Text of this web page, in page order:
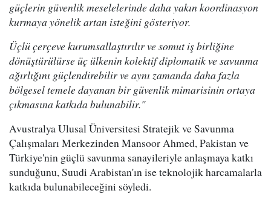
güçlerin güvenlik meselelerinde daha yakın koordinasyon
kurmaya yönelik artan isteğini gösteriyor.
Üçlü çerçeve kurumsallaştırılır ve somut iş birliğine
dönüştürülürse üç ülkenin kolektif diplomatik ve savunma
ağırlığını güçlendirebilir ve aynı zamanda daha fazla
bölgesel temele dayanan bir güvenlik mimarisinin ortaya
çıkmasına katkıda bulunabilir."
Avustralya Ulusal Üniversitesi Stratejik ve Savunma
Çalışmaları Merkezinden Mansoor Ahmed, Pakistan ve
Türkiye'nin güçlü savunma sanayileriyle anlaşmaya katkı
sunduğunu, Suudi Arabistan'ın ise teknolojik harcamalarla
katkıda bulunabileceğini söyledi.